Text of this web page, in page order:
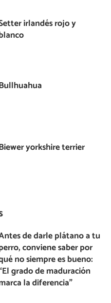
irlandés rojo y
yorkshire terrier
de darle plátano a tu
conviene saber por
no siempre es bueno:
grado de maduración
la diferencia”